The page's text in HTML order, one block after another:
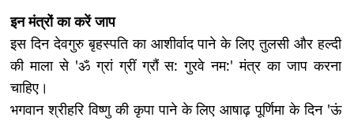
इन मंत्रों का करें जाप
इस दिन देवगुरु बृहस्पति का आशीर्वाद पाने के लिए तुलसी और हल्दी
की माला से 'ॐ ग्रां ग्रीं ग्रौं स: गुरवे नम:' मंत्र का जाप करना
चाहिए।
भगवान श्रीहरि विष्णु की कृपा पाने के लिए आषाढ़ पूर्णिमा के दिन 'ऊं